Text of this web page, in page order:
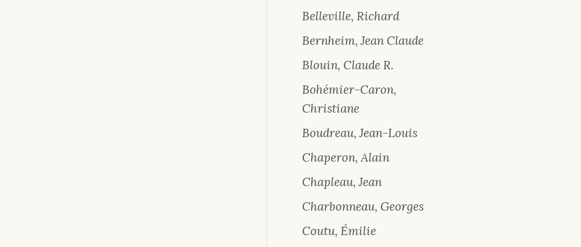
Belleville, Richard
Bernheim, Jean Claude
Blouin, Claude R.
Bohémier-Caron,
Christiane
Boudreau, Jean-Louis
Chaperon, Alain
Chapleau, Jean
Charbonneau, Georges
Coutu, Émilie